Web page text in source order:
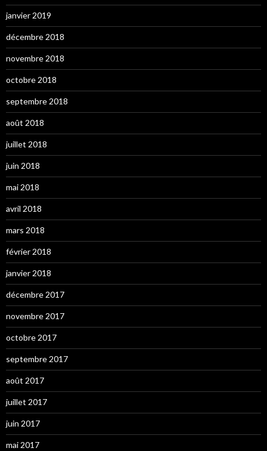
janvier 2019
décembre 2018
novembre 2018
octobre 2018
septembre 2018
août 2018
juillet 2018
juin 2018
mai 2018
avril 2018
mars 2018
février 2018
janvier 2018
décembre 2017
novembre 2017
octobre 2017
septembre 2017
août 2017
juillet 2017
juin 2017
mai 2017